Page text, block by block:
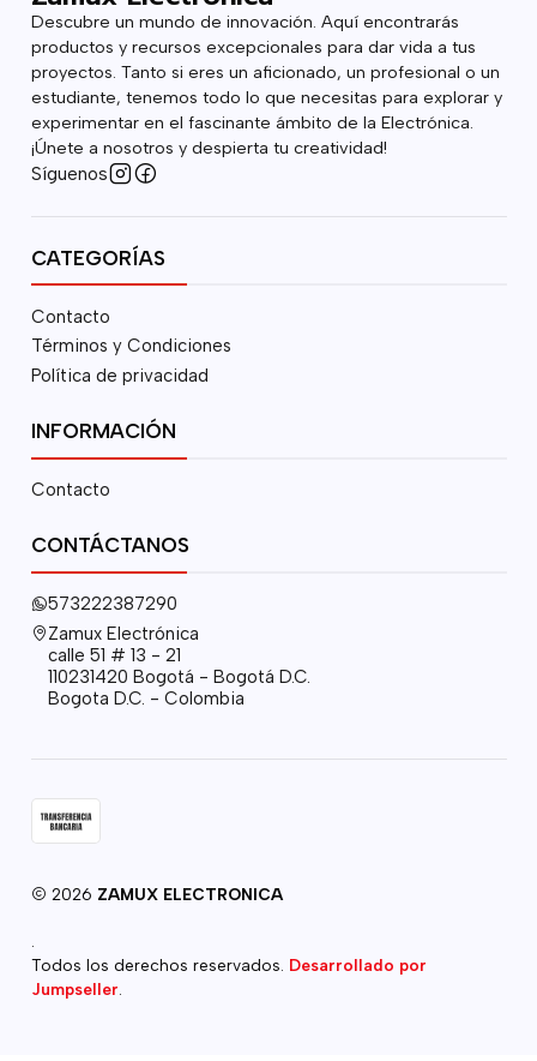
Descubre un mundo de innovación. Aquí encontrarás
productos y recursos excepcionales para dar vida a tus
proyectos. Tanto si eres un aficionado, un profesional o un
estudiante, tenemos todo lo que necesitas para explorar y
experimentar en el fascinante ámbito de la Electrónica.
¡Únete a nosotros y despierta tu creatividad!
Síguenos
CATEGORÍAS
Contacto
Términos y Condiciones
Política de privacidad
INFORMACIÓN
Contacto
CONTÁCTANOS
573222387290
Zamux Electrónica
calle 51 # 13 - 21
110231420 Bogotá - Bogotá D.C.
Bogota D.C. - Colombia
2026 ZAMUX ELECTRONICA
Todos los derechos reservados. Desarrollado por
Jumpseller